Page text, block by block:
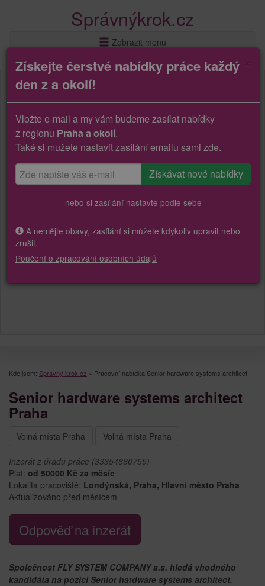
Správnýkrok.cz
Zobrazit menu
Kde jsem: Správný krok.cz » Pracovní nabídka Senior hardware systems architect
Senior hardware systems architect
Praha
Volná místa Praha Volná místa Praha
Inzerát z úřadu práce (33354660755)
Plat: od 50000 Kč za měsíc
Lokalita pracoviště: Londýnská, Praha, Hlavní město Praha
Aktualizováno před měsícem
Odpověď na inzerát
Společnost FLY SYSTEM COMPANY a.s. hledá vhodného
kandidáta na pozici Senior hardware systems architect.
Získejte čerstvé nabídky práce každý
den z a okolí!
Vložte e-mail a my vám budeme zasílat nabídky
z regionu Praha a okolí.
Také si mužete nastavit zasílání emailu sami zde.
nebo si zasílání nastavte podle sebe
A nemějte obavy, zasílání si můžete kdykoliv upravit nebo
zrušit.
Poučení o zpracování osobních údajů